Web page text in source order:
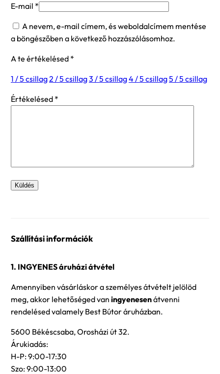
E-mail *
A nevem, e-mail címem, és weboldalcímem mentése
a böngészőben a következő hozzászólásomhoz.
A te értékelésed *
1 / 5 csillag2 / 5 csillag3 / 5 csillag4 / 5 csillag5 / 5 csillag
Értékelésed *
Szállítási információk
1. INGYENES áruházi átvétel
Amennyiben vásárláskor a személyes átvételt jelölöd
meg, akkor lehetőséged van ingyenesenátvenni
rendelésed valamely Best Bútor áruházban.
5600 Békéscsaba, Orosházi út 32.
Árukiadás:
H-P: 9:00-17:30
Szo: 9:00-13:00